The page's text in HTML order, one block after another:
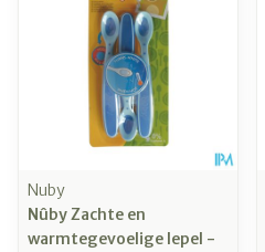
Nuby
Nûby Zachte en
warmtegevoelige lepel -